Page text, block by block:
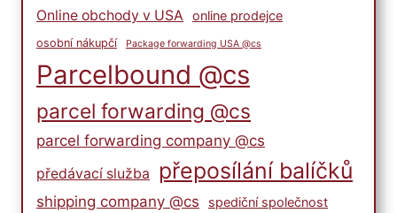
Online obchody v USA online prodejce
osobní nákupčí Package forwarding USA @cs
Parcelbound @cs
parcel forwarding @cs
parcel forwarding company @cs
předávací služba přeposílání balíčků
shipping company @cs spediční společnost